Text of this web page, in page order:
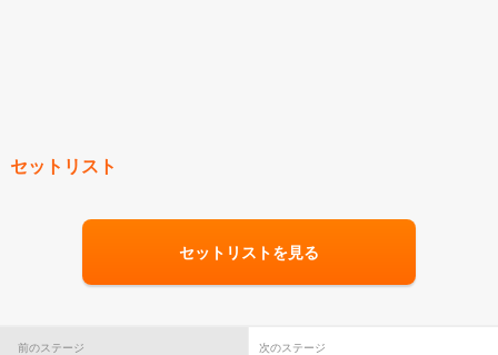
セットリスト
セットリストを見る
前のステージ 次のステージ